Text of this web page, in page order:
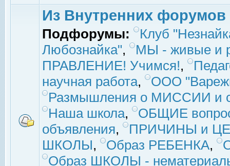
Из Внутренних форумов
Подфорумы:
Клуб
Любознайка",
МЫ - живые и
ПРАВЛЕНИЕ! Учимся!,
научная работа,
ООО
Размышления о МИССИИ и
Наша школа,
ОБЩИЕ
объявления,
ПРИЧИНЫ и
ШКОЛЫ, Образ РЕБЕНКА,
Образ ШКОЛЫ -